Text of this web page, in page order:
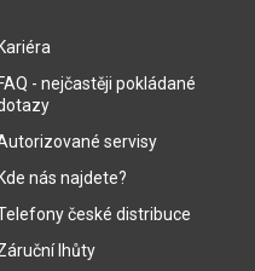
Kariéra
FAQ - nejčastěji pokládané
servisy
Kde nás najdete?
české distribuce
lhůty